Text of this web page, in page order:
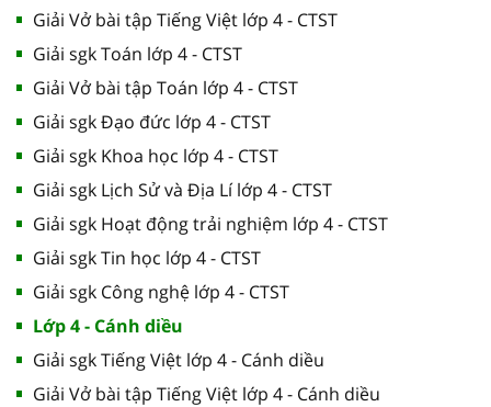
Giải Vở bài tập Tiếng Việt lớp 4 - CTST
Giải sgk Toán lớp 4 - CTST
Giải Vở bài tập Toán lớp 4 - CTST
Giải sgk Đạo đức lớp 4 - CTST
Giải sgk Khoa học lớp 4 - CTST
Giải sgk Lịch Sử và Địa Lí lớp 4 - CTST
Giải sgk Hoạt động trải nghiệm lớp 4 - CTST
Giải sgk Tin học lớp 4 - CTST
Giải sgk Công nghệ lớp 4 - CTST
Lớp 4 - Cánh diều
Giải sgk Tiếng Việt lớp 4 - Cánh diều
Giải Vở bài tập Tiếng Việt lớp 4 - Cánh diều